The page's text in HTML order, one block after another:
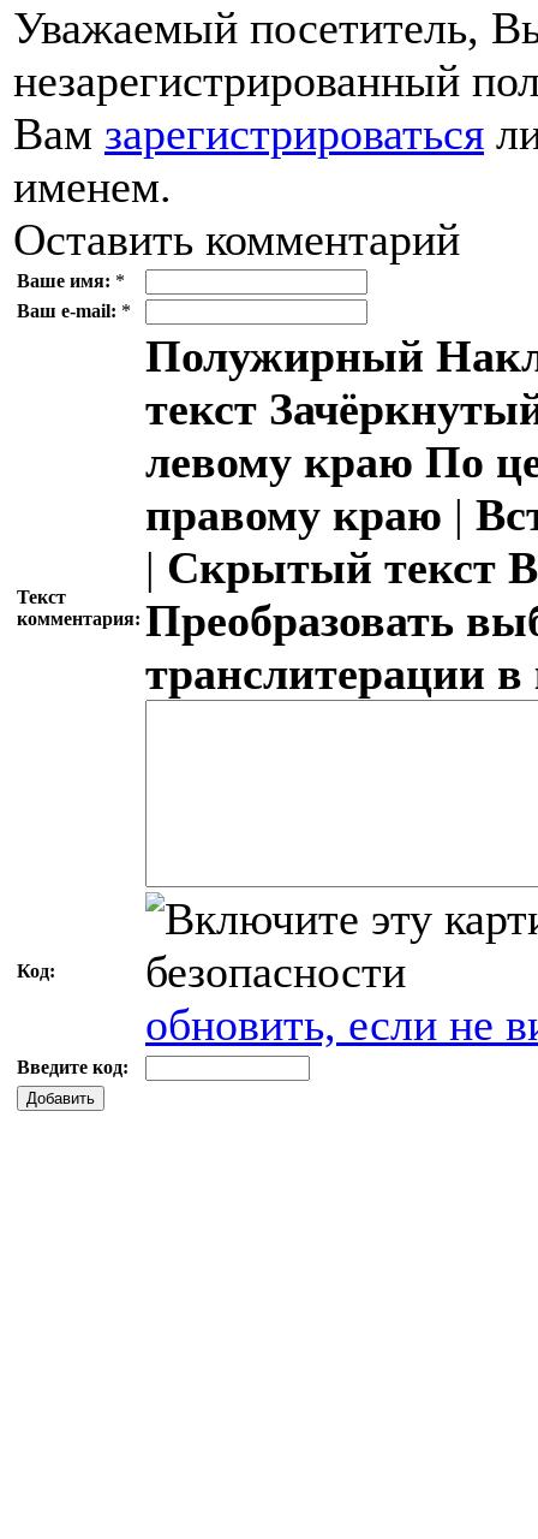
Уважаемый посетитель,
незарегистрированный
Вам зарегистрироваться
именем.
Оставить комментарий
Ваше имя: *
Ваш e-mail: *
Текст
комментария:
Полужирный
текст
левому краю По
правому краю |
| Скрытый текст
Преобразовать
транслитерации
Код:
обновить, если не
Введите код:
Добавить